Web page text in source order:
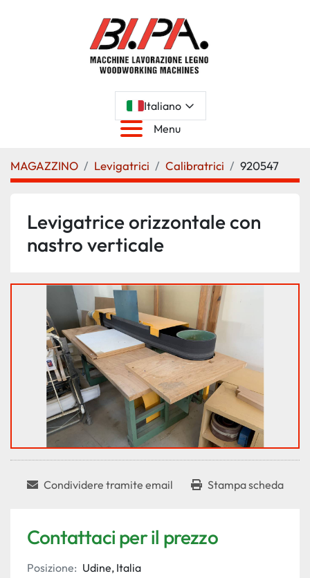
Italiano
Menu
MAGAZZINO Levigatrici Calibratrici 920547
Levigatrice orizzontale con
nastro verticale
Condividere tramite email Stampa scheda
Contattaci per il prezzo
Posizione: Udine, Italia